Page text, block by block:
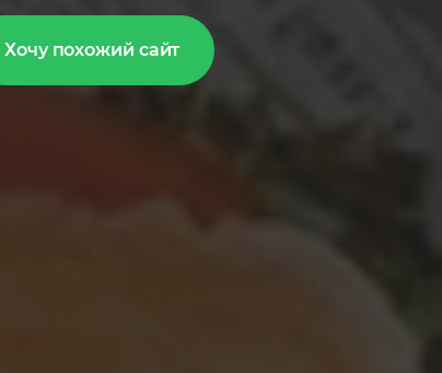
Хочу похожий сайт